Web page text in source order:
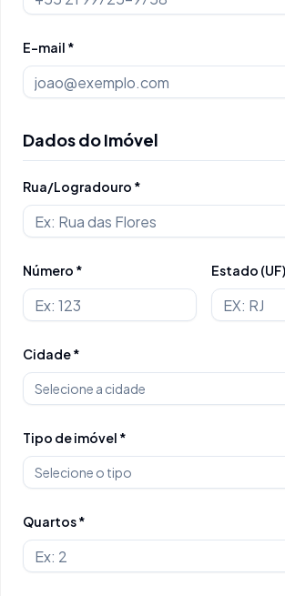
E-mail *
Dados do Imóvel
Rua/Logradouro *
Número * Estado
Cidade *
Selecione a cidade
Tipo de imóvel *
Selecione o tipo
Quartos *